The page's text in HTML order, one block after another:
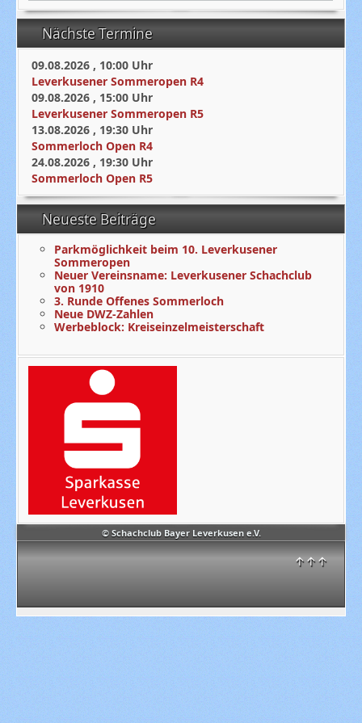
© Schachclub Bayer Leverkusen e.V.
↑↑↑
Nächste Termine
09.08.2026 , 10:00 Uhr
Leverkusener Sommeropen R4
09.08.2026 , 15:00 Uhr
Leverkusener Sommeropen R5
13.08.2026 , 19:30 Uhr
Sommerloch Open R4
24.08.2026 , 19:30 Uhr
Sommerloch Open R5
Neueste Beiträge
Parkmöglichkeit beim 10. Leverkusener
Sommeropen
Neuer Vereinsname: Leverkusener Schachclub
von 1910
3. Runde Offenes Sommerloch
Neue DWZ-Zahlen
Werbeblock: Kreiseinzelmeisterschaft